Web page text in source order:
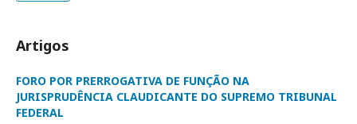
Artigos
FORO POR PRERROGATIVA DE FUNÇÃO NA
JURISPRUDÊNCIA CLAUDICANTE DO SUPREMO TRIBUNAL
FEDERAL